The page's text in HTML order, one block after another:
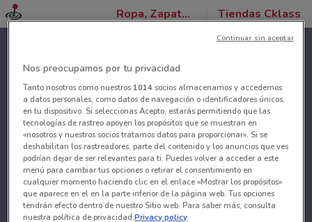
Ropa, Zapatos y Accesorios Tiendas Cklass
Nos preocupamos por tu privacidad
Tanto nosotros como nuestros 1014socios almacenamos y accedemos
a datos personales, como datos de navegación o identificadores únicos,
en tu dispositivo. Si seleccionas Acepto, estarás permitiendo que las
tecnologías de rastreo apoyen los propósitos que se muestran en
«nosotros y nuestros socios tratamos datos para proporcionar». Si se
deshabilitan los rastreadores, parte del contenido y los anuncios que ves
podrían dejar de ser relevantes para ti. Puedes volver a acceder a este
menú para cambiar tus opciones o retirar el consentimiento en
cualquier momento haciendo clic en el enlace «Mostrar los propósitos»
que aparece en el en la parte inferior de la página web. Tus opciones
tendrán efecto dentro de nuestro Sitio web. Para saber más, consulta
nuestra política de privacidad.Privacy policy
Continuar sin aceptar